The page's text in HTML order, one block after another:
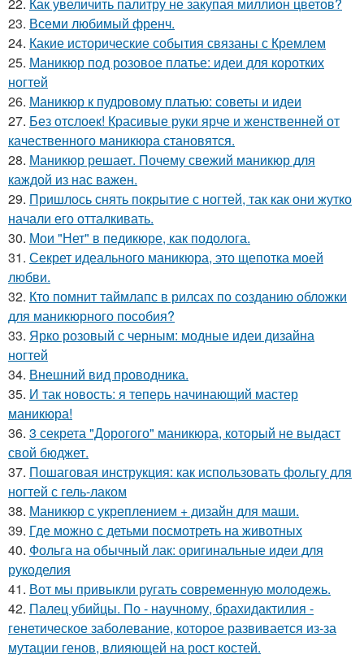
22. Как увеличить палитру не закупая миллион цветов?
23. Всеми любимый френч.
24. Какие исторические события связаны с Кремлем
25. Маникюр под розовое платье: идеи для коротких
ногтей
26. Маникюр к пудровому платью: советы и идеи
27. Без отслоек! Красивые руки ярче и женственней от
качественного маникюра становятся.
28. Маникюр решает. Почему свежий маникюр для
каждой из нас важен.
29. Пришлось снять покрытие с ногтей, так как они жутко
начали его отталкивать.
30. Мои "Нет" в педикюре, как подолога.
31. Секрет идеального маникюра, это щепотка моей
любви.
32. Кто помнит таймлапс в рилсах по созданию обложки
для маникюрного пособия?
33. Ярко розовый с черным: модные идеи дизайна
ногтей
34. Внешний вид проводника.
35. И так новость: я теперь начинающий мастер
маникюра!
36. 3 секрета "Дорогого" маникюра, который не выдаст
свой бюджет.
37. Пошаговая инструкция: как использовать фольгу для
ногтей с гель-лаком
38. Маникюр с укреплением + дизайн для маши.
39. Где можно с детьми посмотреть на животных
40. Фольга на обычный лак: оригинальные идеи для
рукоделия
41. Вот мы привыкли ругать современную молодежь.
42. Палец убийцы. По - научному, брахидактилия -
генетическое заболевание, которое развивается из-за
мутации генов, влияющей на рост костей.